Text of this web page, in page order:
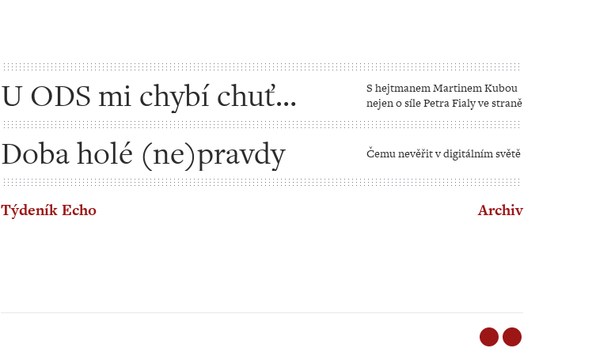
U ODS mi chybí chuť
vyhrávat
S hejtmanem Martinem Kubou
nejen o síle Petra Fialy ve straně
Doba holé (ne)pravdy Čemu nevěřit v digitálním světě
Týdeník Echo Archiv